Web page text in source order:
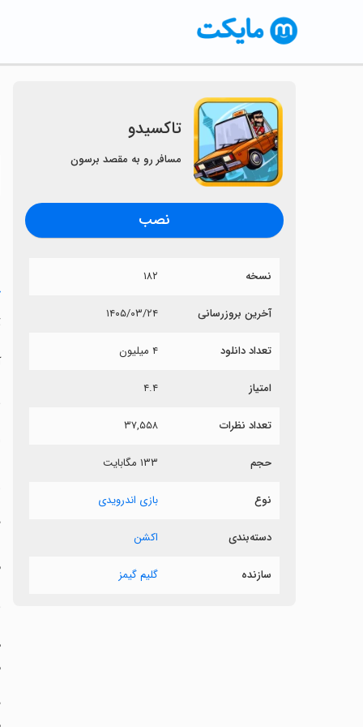
تاکسیدو
مسافر رو به مقصد برسون
نصب
نسخه ۱۸۲
آخرین بروزرسانی ۱۴۰۵/۰۳/۲۴
تعداد دانلود ۴ میلیون
امتیاز ۴.۴
تعداد نظرات ۳۷,۵۵۸
حجم ۱۳۳ مگابایت
نوع بازی اندرویدی
دسته‌بندی اکشن
سازنده گلیم گیمز